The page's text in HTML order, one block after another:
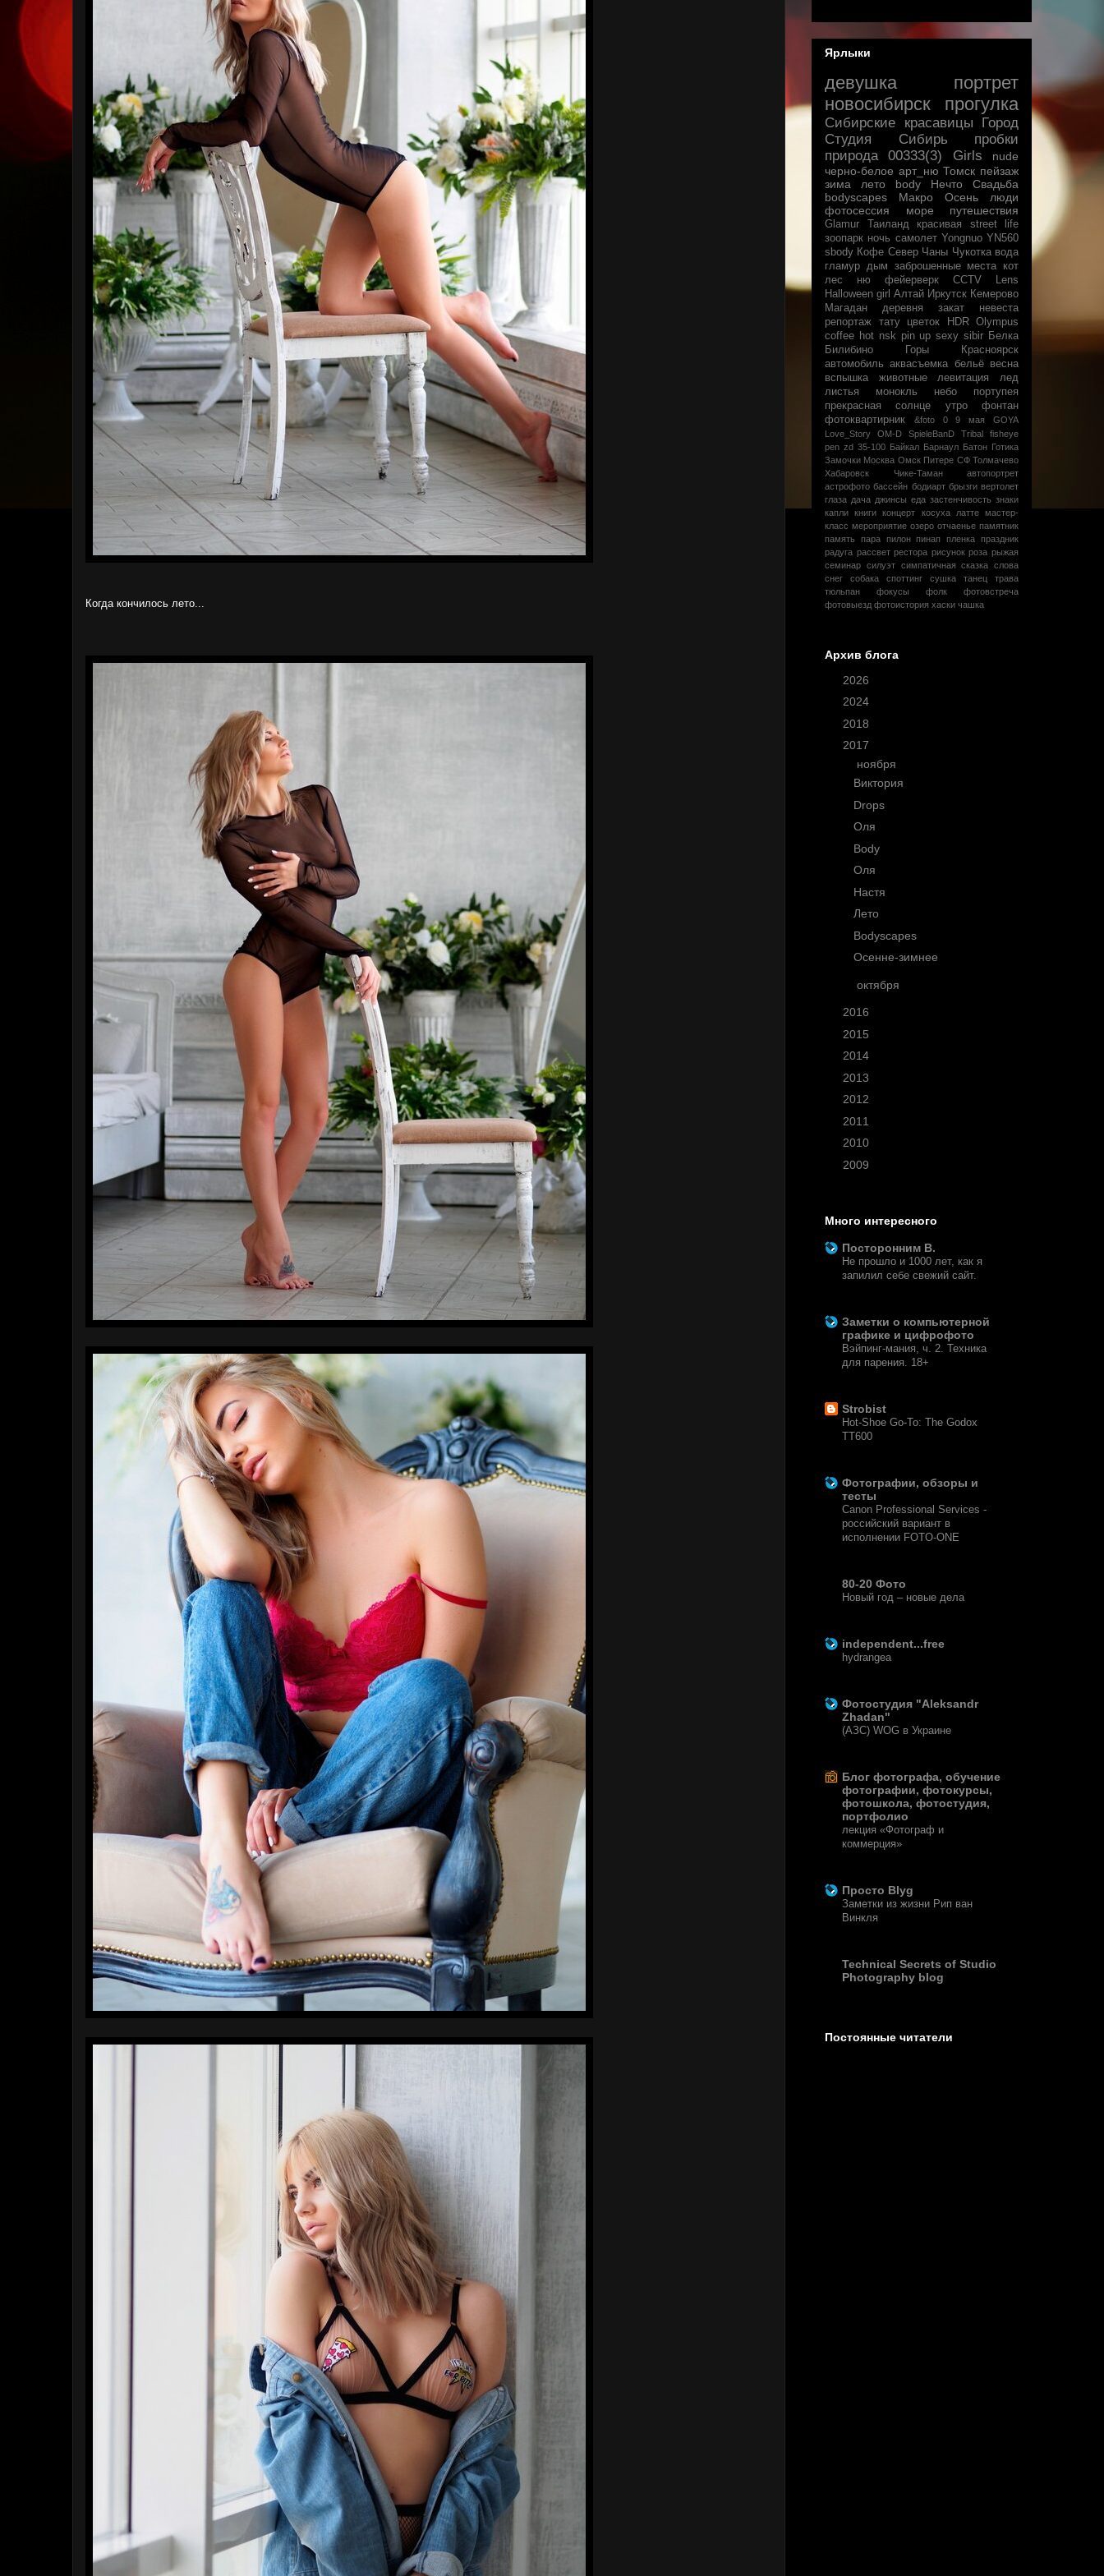
Когда кончилось лето...
Ярлыки
девушка
портрет
новосибирск
прогулка
Сибирские красавицы
Город
Студия
Сибирь
пробки
природа
00333(3) Girls
nude
черно-белое арт_ню Томск пейзаж
зима
лето body Нечто
Свадьба
bodyscapes
Макро Осень
люди
фотосессия
море путешествия
Glamur Таиланд красивая
street life
зоопарк ночь самолет Yongnuo YN560
sbody Кофе Север Чаны Чукотка вода
гламур дым заброшенные места
кот
лес
ню фейерверк
CCTV Lens
Halloween girl Алтай Иркутск Кемерово
Магадан
деревня закат
невеста
репортаж
тату цветок HDR
Olympus
coffee hot nsk pin up sexy sibir Белка
Билибино
Горы
Красноярск
автомобиль аквасъемка бельё весна
вспышка
животные левитация
лед
листья
монокль небо
портупея
прекрасная
солнце утро
фонтан
фотоквартирник
&foto 0 9 мая
GOYA
Love_Story
OM-D SpieleBanD Tribal
fisheye
pen zd 35-100 Байкал Барнаул Батон Готика
Замочки Москва Омск Питере СФ Толмачево
Хабаровск
Чике-Таман
автопортрет
астрофото бассейн бодиарт брызги вертолет
глаза дача джинсы еда застенчивость знаки
капли
книги концерт косуха латте
мастер-
класс мероприятие озеро отчаенье памятник
память
пара пилон пинап пленка праздник
радуга рассвет рестора рисунок роза рыжая
семинар силуэт симпатичная сказка слова
снег
собака споттинг сушка танец
трава
тюльпан
фокусы фолк
фотовстреча
фотовыезд фотоистория хаски чашка
Архив блога
2026
2024
2018
2017
ноября
Виктория
Drops
Оля
Body
Оля
Настя
Лето
Bodyscapes
Осенне-зимнее
октября
2016
2015
2014
2013
2012
2011
2010
2009
Много интересного
Посторонним В.
Не прошло и 1000 лет, как я
запилил себе свежий сайт.
Заметки о компьютерной
графике и цифрофото
Вэйпинг-мания, ч. 2. Техника
для парения. 18+
Strobist
Hot-Shoe Go-To: The Godox
TT600
Фотографии, обзоры и
тесты
Canon Professional Services -
российский вариант в
исполнении FOTO-ONE
80-20 Фото
Новый год – новые дела
independent...free
hydrangea
Фотостудия "Aleksandr
Zhadan"
(АЗС) WOG в Украине
Блог фотографа, обучение
фотографии, фотокурсы,
фотошкола, фотостудия,
портфолио
лекция «Фотограф и
коммерция»
Просто Blyg
Заметки из жизни Рип ван
Винкля
Technical Secrets of Studio
Photography blog
Постоянные читатели